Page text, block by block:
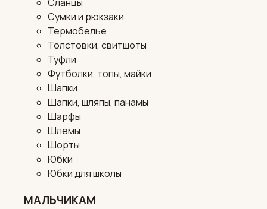
Сланцы
Сумки и рюкзаки
Термобелье
Толстовки, свитшоты
Туфли
Футболки, топы, майки
Шапки
Шапки, шляпы, панамы
Шарфы
Шлемы
Шорты
Юбки
Юбки для школы
МАЛЬЧИКАМ